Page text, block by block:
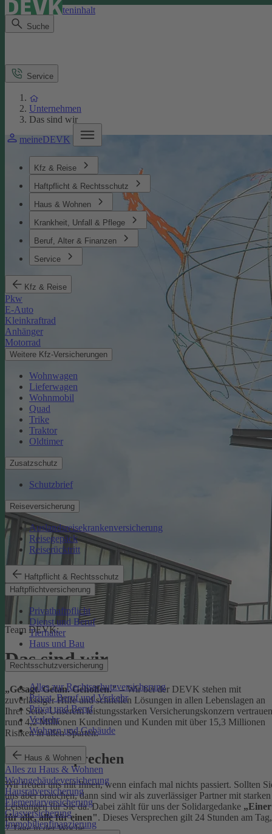
Direkt zum Seiteninhalt
Suche
meineDEVK
Kfz & Reise
Haftpflicht & Rechtsschutz
Haus & Wohnen
Krankheit, Unfall & Pflege
Beruf, Alter & Finanzen
Service
Kfz & Reise
Pkw
E-Auto
Kleinkraftrad
Anhänger
Motorrad
Weitere Kfz-Versicherungen
Wohnwagen
Lieferwagen
Wohnmobil
Quad
Trike
Traktor
Oldtimer
Zusatzschutz
Schutzbrief
Reiseversicherung
Auslandsreisekrankenversicherung
Reisegepäck
Reiserücktritt
Haftpflicht & Rechtsschutz
Haftpflichtversicherung
Privathaftpflicht
Dienst und Beruf
Tierhalter
Haus und Bau
Rechtsschutzversicherung
Alles zur Rechtsschutzversicherung
Privat, Beruf und Verkehr
Privat und Beruf
Verkehr
Wohnen und Gebäude
Haus & Wohnen
Alles zu Haus & Wohnen
Wohngebäudeversicherung
Hausratversicherung
Elementarversicherung
Glasversicherung
Immobilienfinanzierung
Service
Unternehmen
Das sind wir
Team DEVK:
Das sind wir
„Gesagt. Getan. Geholfen."– Wir bei der DEVK stehen mit
zuverlässiger Hilfe und schnellen Lösungen in allen Lebenslagen an
Ihrer Seite. Unserem leistungsstarken Versicherungskonzern vertrauen
rund 4,2 Millionen Kundinnen und Kunden mit über 15,3 Millionen
Risiken in allen Sparten.
Unser Versprechen
Wir freuen uns mit Ihnen, wenn einfach mal nichts passiert. Sollten
uns aber brauchen, dann sind wir als zuverlässiger Partner mit starken
Leistungen für Sie da. Dabei zählt für uns der Solidargedanke „Einer
für alle, alle für einen". Dieses Versprechen gilt 24 Stunden am Tag,
7 Tage in der Woche.